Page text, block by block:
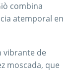
combina
atemporal en
vibrante de
moscada, que